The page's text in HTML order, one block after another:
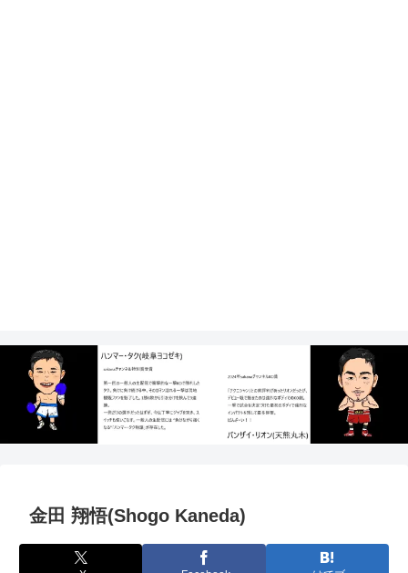
金田 翔悟(Shogo Kaneda)